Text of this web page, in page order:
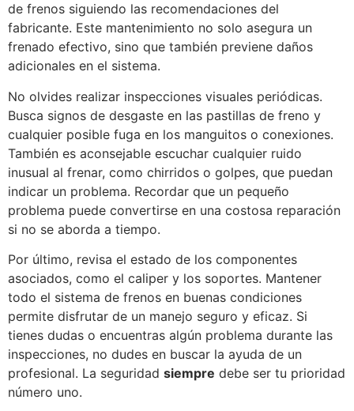
de frenos siguiendo las recomendaciones del
fabricante. Este mantenimiento no solo asegura un
frenado efectivo, sino que también previene daños
adicionales en el sistema.
No olvides realizar inspecciones visuales periódicas.
Busca signos de desgaste en las pastillas de freno y
cualquier posible fuga en los manguitos o conexiones.
También es aconsejable escuchar cualquier ruido
inusual al frenar, como chirridos o golpes, que puedan
indicar un problema. Recordar que un pequeño
problema puede convertirse en una costosa reparación
si no se aborda a tiempo.
Por último, revisa el estado de los componentes
asociados, como el caliper y los soportes. Mantener
todo el sistema de frenos en buenas condiciones
permite disfrutar de un manejo seguro y eficaz. Si
tienes dudas o encuentras algún problema durante las
inspecciones, no dudes en buscar la ayuda de un
profesional. La seguridad siempre debe ser tu prioridad
número uno.